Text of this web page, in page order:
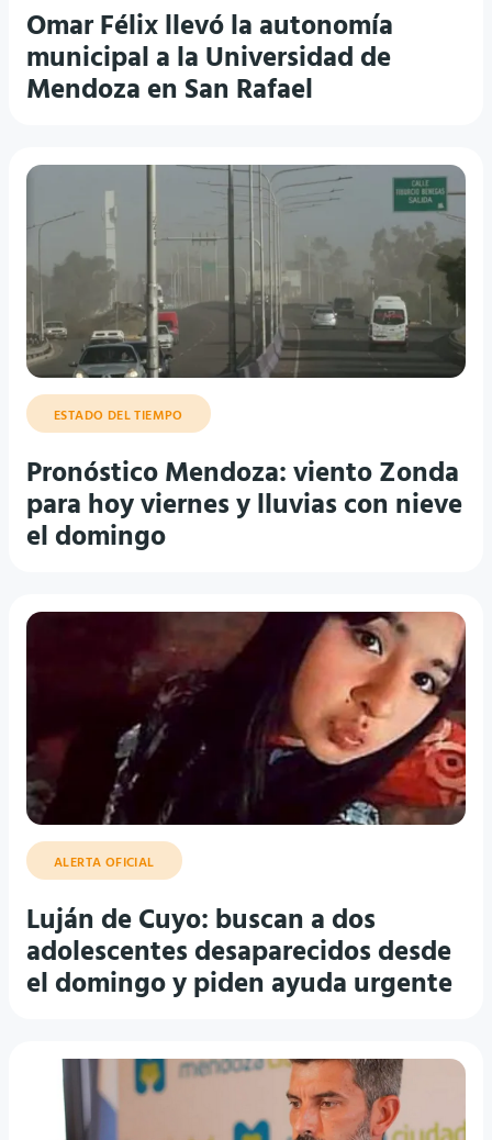
Omar Félix llevó la autonomía
municipal a la Universidad de
Mendoza en San Rafael
ESTADO DEL TIEMPO
Pronóstico Mendoza: viento Zonda
para hoy viernes y lluvias con nieve
el domingo
ALERTA OFICIAL
Luján de Cuyo: buscan a dos
adolescentes desaparecidos desde
el domingo y piden ayuda urgente